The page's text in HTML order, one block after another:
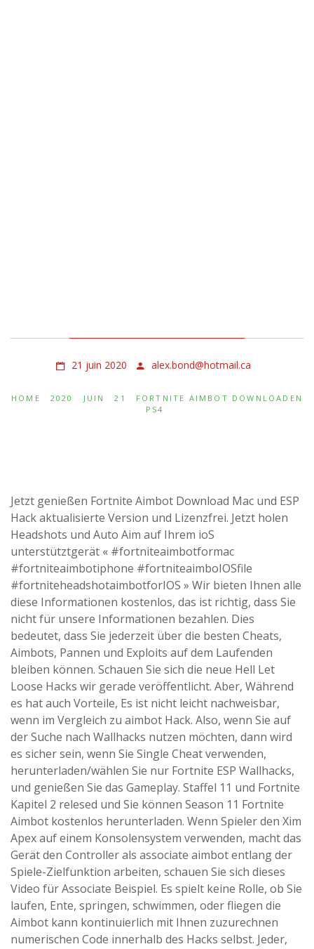
21 juin 2020 alex.bond@hotmail.ca
HOME 2020 JUIN 21
FORTNITE AIMBOT DOWNLOADEN
PS4
Jetzt genießen Fortnite Aimbot Download Mac und ESP
Hack aktualisierte Version und Lizenzfrei. Jetzt holen
Headshots und Auto Aim auf Ihrem ioS
unterstütztgerät « #fortniteaimbotformac
#fortniteaimbotiphone #fortniteaimboIOSfile
#fortniteheadshotaimbotforIOS » Wir bieten Ihnen alle
diese Informationen kostenlos, das ist richtig, dass Sie
nicht für unsere Informationen bezahlen. Dies
bedeutet, dass Sie jederzeit über die besten Cheats,
Aimbots, Pannen und Exploits auf dem Laufenden
bleiben können. Schauen Sie sich die neue Hell Let
Loose Hacks wir gerade veröffentlicht. Aber, Während
es hat auch Vorteile, Es ist nicht leicht nachweisbar,
wenn im Vergleich zu aimbot Hack. Also, wenn Sie auf
der Suche nach Wallhacks nutzen möchten, dann wird
es sicher sein, wenn Sie Single Cheat verwenden,
herunterladen/wählen Sie nur Fortnite ESP Wallhacks,
und genießen Sie das Gameplay. Staffel 11 und Fortnite
Kapitel 2 relesed und Sie können Season 11 Fortnite
Aimbot kostenlos herunterladen. Wenn Spieler den Xim
Apex auf einem Konsolensystem verwenden, macht das
Gerät den Controller als associate aimbot entlang der
Spiele-Zielfunktion arbeiten, schauen Sie sich dieses
Video für Associate Beispiel. Es spielt keine Rolle, ob Sie
laufen, Ente, springen, schwimmen, oder fliegen die
Aimbot kann kontinuierlich mit Ihnen zuzurechnen
numerischen Code innerhalb des Hacks selbst. Jeder,